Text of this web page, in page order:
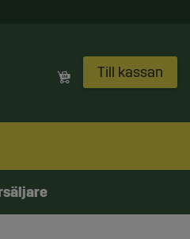
Till kassan